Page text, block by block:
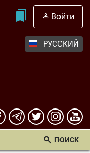
Войти
РУССКИЙ
ПОИСК